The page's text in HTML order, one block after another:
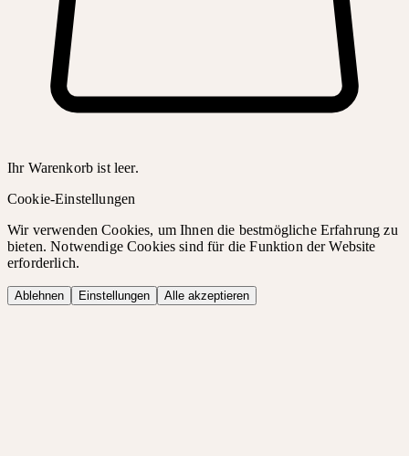
Ihr Warenkorb ist leer.
Cookie-Einstellungen
Wir verwenden Cookies, um Ihnen die bestmögliche Erfahrung zu
bieten. Notwendige Cookies sind für die Funktion der Website
erforderlich.
Ablehnen Einstellungen Alle akzeptieren